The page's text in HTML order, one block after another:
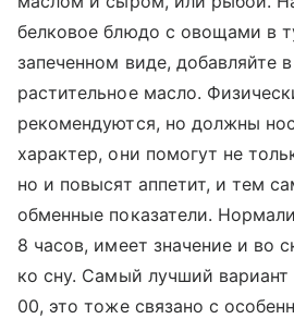
белковое блюдо с овощами в
запеченном виде, добавляйте
растительное масло.
рекомендуются, но должны
характер, они помогут не
но и повысят аппетит, и тем
обменные показатели.
8 часов, имеет значение и во
ко сну. Самый лучший вариант
00, это тоже связано с